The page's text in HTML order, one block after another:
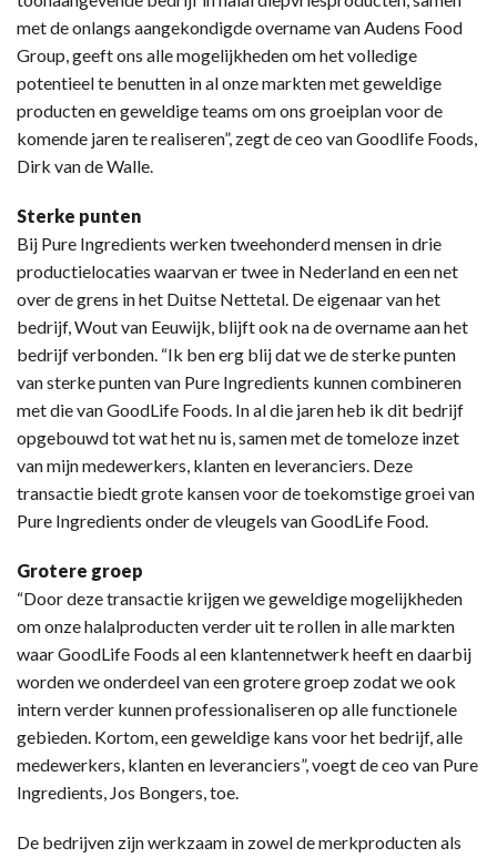
met de onlangs aangekondigde overname van Audens Food
Group, geeft ons alle mogelijkheden om het volledige
potentieel te benutten in al onze markten met geweldige
producten en geweldige teams om ons groeiplan voor de
komende jaren te realiseren”, zegt de ceo van Goodlife Foods,
Dirk van de Walle.
Sterke punten
Bij Pure Ingredients werken tweehonderd mensen in drie
productielocaties waarvan er twee in Nederland en een net
over de grens in het Duitse Nettetal. De eigenaar van het
bedrijf, Wout van Eeuwijk, blijft ook na de overname aan het
bedrijf verbonden. “Ik ben erg blij dat we de sterke punten
van sterke punten van Pure Ingredients kunnen combineren
met die van GoodLife Foods. In al die jaren heb ik dit bedrijf
opgebouwd tot wat het nu is, samen met de tomeloze inzet
van mijn medewerkers, klanten en leveranciers. Deze
transactie biedt grote kansen voor de toekomstige groei van
Pure Ingredients onder de vleugels van GoodLife Food.
Grotere groep
“Door deze transactie krijgen we geweldige mogelijkheden
om onze halalproducten verder uit te rollen in alle markten
waar GoodLife Foods al een klantennetwerk heeft en daarbij
worden we onderdeel van een grotere groep zodat we ook
intern verder kunnen professionaliseren op alle functionele
gebieden. Kortom, een geweldige kans voor het bedrijf, alle
medewerkers, klanten en leveranciers”, voegt de ceo van Pure
Ingredients, Jos Bongers, toe.
De bedrijven zijn werkzaam in zowel de merkproducten als